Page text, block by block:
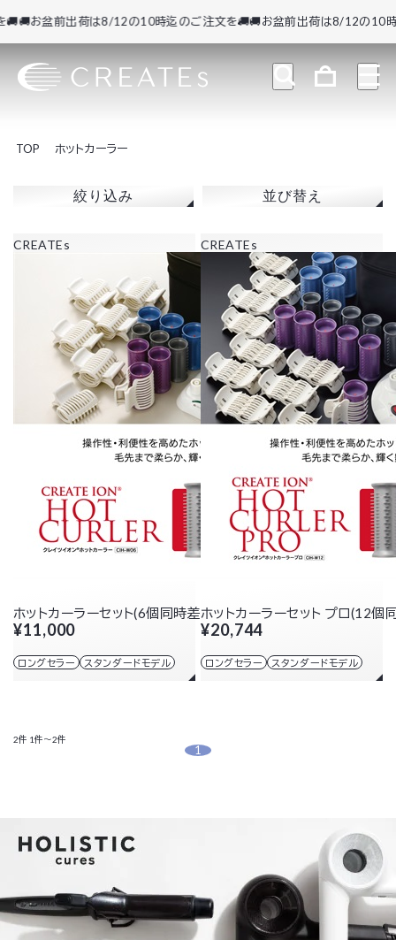
🚚お盆前出荷は8/12の10時迄のご注文を🚚🚚お盆前出荷は8/12の10時
TOP ホットカーラー
絞り込み 並び替え
CREATEs
ホットカーラーセット(6個同時差し)
¥11,000
ロングセラー スタンダードモデル
CREATEs
ホットカーラーセット プロ(12個
¥20,744
ロングセラー スタンダードモデル
2件 1件～2件
1